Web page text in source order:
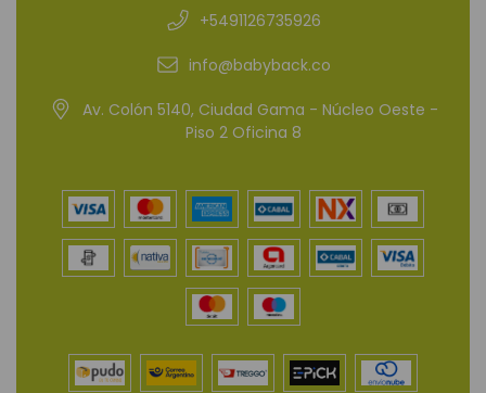
+5491126735926
info@babyback.co
Av. Colón 5140, Ciudad Gama - Núcleo Oeste -
Piso 2 Oficina 8